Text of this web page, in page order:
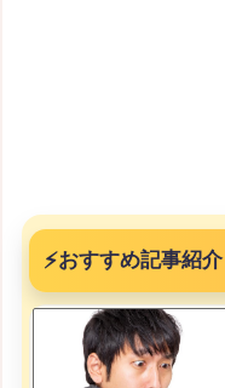
⚡おすすめ記事紹介